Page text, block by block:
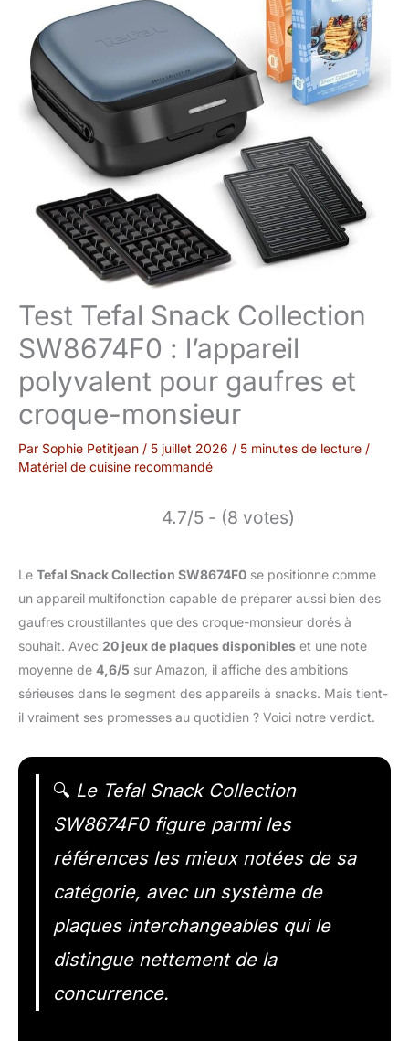
Test Tefal Snack Collection
SW8674F0 : l’appareil
polyvalent pour gaufres et
croque-monsieur
Par Sophie Petitjean / 5 juillet 2026 / 5 minutes de lecture /
Matériel de cuisine recommandé
4.7/5 - (8 votes)
Le Tefal Snack Collection SW8674F0 se positionne comme
un appareil multifonction capable de préparer aussi bien des
gaufres croustillantes que des croque-monsieur dorés à
souhait. Avec 20 jeux de plaques disponibles et une note
moyenne de 4,6/5 sur Amazon, il affiche des ambitions
sérieuses dans le segment des appareils à snacks. Mais tient-
il vraiment ses promesses au quotidien ? Voici notre verdict.
🔍 Le Tefal Snack Collection
SW8674F0 figure parmi les
références les mieux notées de sa
catégorie, avec un système de
plaques interchangeables qui le
distingue nettement de la
concurrence.